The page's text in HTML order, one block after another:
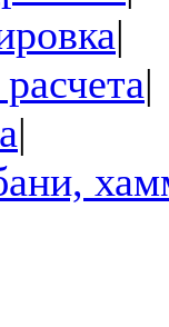
|
|
|